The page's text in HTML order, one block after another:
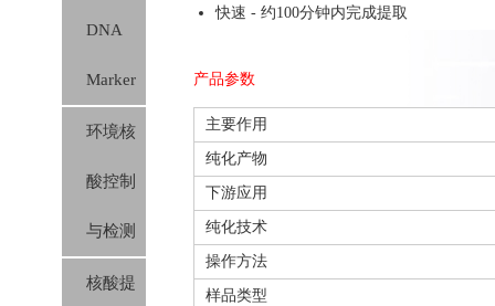
DNA
Marker
环境核
酸控制
与检测
核酸提
快速 - 约100分钟内完成提取
产品参数
主要作用
纯化产物
下游应用
纯化技术
操作方法
样品类型